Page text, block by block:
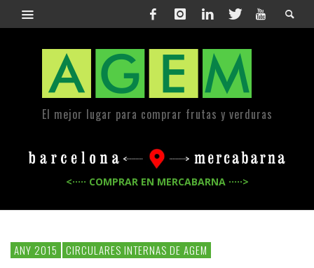
El mejor lugar para comprar frutas y verduras
<····· COMPRAR EN MERCABARNA ·····>
ANY 2015 CIRCULARES INTERNAS DE AGEM